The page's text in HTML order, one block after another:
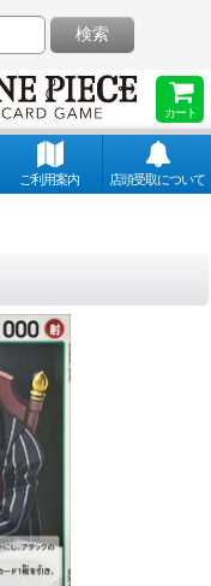
カート
検索
ご利用案内 店頭受取について